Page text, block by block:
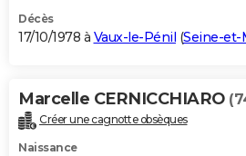
Décès
17/10/1978 à Vaux-le-Pénil (Seine-et-
Marcelle CERNICCHIARO
Créer une cagnotte obsèques
Naissance